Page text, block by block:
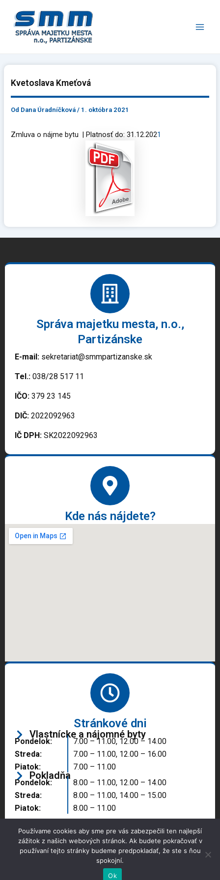
obsah
Kvetoslava Kmeťová
Od Dana Úradníčková/ 1. októbra 2021
Zmluva o nájme bytu | Platnosť do: 31.12.2021
Správa majetku mesta, n.o.,
Partizánske
E-mail: sekretariat@smmpartizanske.sk
Tel.: 038/28 517 11
IČO: 379 23 145
DIČ: 2022092963
IČ DPH: SK2022092963
Kde nás nájdete?
Stránkové dni
Vlastnícke a nájomné byty
Pondelok:
Streda:
Piatok:
7.00 – 11.00, 12.00 – 14.00
7.00 – 11.00, 12.00 – 16.00
7.00 – 11.00
Pokladňa
Pondelok:
Streda:
Piatok:
8.00 – 11.00, 12.00 – 14.00
8.00 – 11.00, 14.00 – 15.00
8.00 – 11.00
Copyright © 2025 Správa majetku mesta, n.o.,
Partizánske
Používame cookies aby sme pre vás zabezpečili ten najlepší
zážitok z našich webových stránok. Ak budete pokračovať v
používaní tejto stránky budeme predpokladať, že ste s ňou
spokojní.
Ok